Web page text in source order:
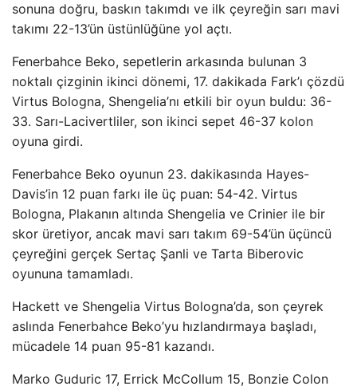
sonuna doğru, baskın takımdı ve ilk çeyreğin sarı mavi
takımı 22-13’ün üstünlüğüne yol açtı.
Fenerbahce Beko, sepetlerin arkasında bulunan 3
noktalı çizginin ikinci dönemi, 17. dakikada Fark’ı çözdü
Virtus Bologna, Shengelia’nı etkili bir oyun buldu: 36-
33. Sarı-Lacivertliler, son ikinci sepet 46-37 kolon
oyuna girdi.
Fenerbahce Beko oyunun 23. dakikasında Hayes-
Davis’in 12 puan farkı ile üç puan: 54-42. Virtus
Bologna, Plakanın altında Shengelia ve Crinier ile bir
skor üretiyor, ancak mavi sarı takım 69-54’ün üçüncü
çeyreğini gerçek Sertaç Şanli ve Tarta Biberovic
oyununa tamamladı.
Hackett ve Shengelia Virtus Bologna’da, son çeyrek
aslında Fenerbahce Beko’yu hızlandırmaya başladı,
mücadele 14 puan 95-81 kazandı.
Marko Guduric 17, Errick McCollum 15, Bonzie Colon